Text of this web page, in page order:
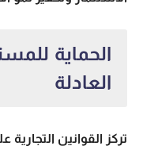
الحماية
العادلة
تركز القوانين